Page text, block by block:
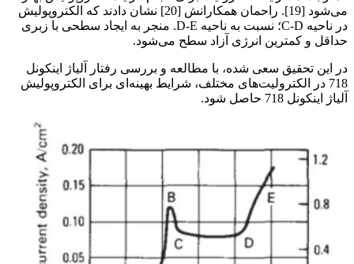
می‌شود [19]. راحمان همکارانش [20] نشان دادند که الکتروپولیش
در ناحیه C-D؛ نسبت به ناحیه D-E. منجر به ایجاد سطحی با زبری
حداقل و کمترین انرژی آزاد سطح می‌شود.
در این تحقیق سعی شده، با مطالعه و بررسی رفتار آلیاژ اینکونل
718 در الکترولیت‌های مختلف، شرایط بهینه‌ای برای الکتروپولیش
آلیاژ اینکونل 718 حاصل شود.